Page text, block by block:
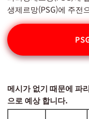
생제르망(PSG)에 주전
메시가 없기 때문에 파
으로 예상 합니다.